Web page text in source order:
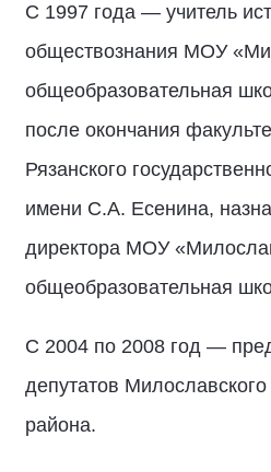
С 1997 года — учитель
обществознания МОУ
общеобразовательная
после окончания
Рязанского
имени С.А. Есенина,
директора МОУ
общеобразовательная
С 2004 по 2008 год —
депутатов
района.